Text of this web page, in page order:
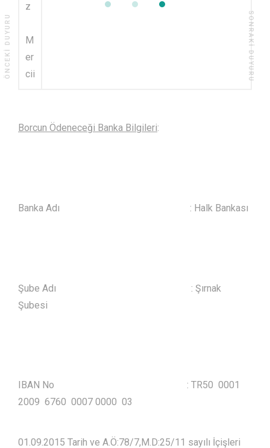
z
M
er
cii
Borcun Ödeneceği Banka Bilgileri:
Banka Adı : Halk Bankası
Şube Adı : Şırnak
Şubesi
IBAN No : TR50 0001
2009 6760 0007 0000 03
01.09.2015 Tarih ve A.Ö:78/7,M.D:25/11 sayılı İçişleri
ÖNCEKI DUYURU SONRAKI DUYURU